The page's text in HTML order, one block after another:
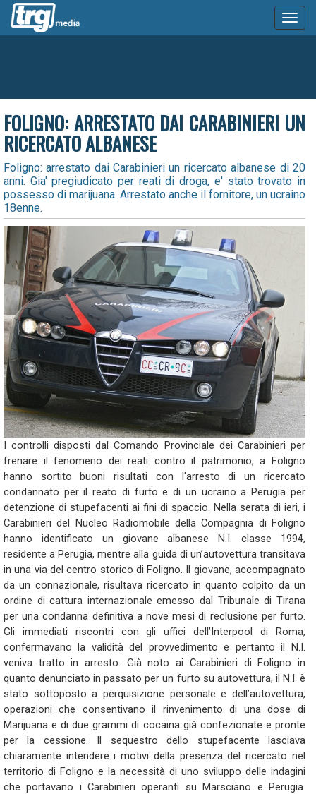
FOLIGNO: ARRESTATO DAI CARABINIERI UN
RICERCATO ALBANESE
Foligno: arrestato dai Carabinieri un ricercato albanese di 20
anni. Gia' pregiudicato per reati di droga, e' stato trovato in
possesso di marijuana. Arrestato anche il fornitore, un ucraino
18enne.
I controlli disposti dal Comando Provinciale dei Carabinieri per
frenare il fenomeno dei reati contro il patrimonio, a Foligno
hanno sortito buoni risultati con l'arresto di un ricercato
condannato per il reato di furto e di un ucraino a Perugia per
detenzione di stupefacenti ai fini di spaccio. Nella serata di ieri, i
Carabinieri del Nucleo Radiomobile della Compagnia di Foligno
hanno identificato un giovane albanese N.I. classe 1994,
residente a Perugia, mentre alla guida di un’autovettura transitava
in una via del centro storico di Foligno. Il giovane, accompagnato
da un connazionale, risultava ricercato in quanto colpito da un
ordine di cattura internazionale emesso dal Tribunale di Tirana
per una condanna definitiva a nove mesi di reclusione per furto.
Gli immediati riscontri con gli uffici dell’Interpool di Roma,
confermavano la validità del provvedimento e pertanto il N.I.
veniva tratto in arresto. Già noto ai Carabinieri di Foligno in
quanto denunciato in passato per un furto su autovettura, il N.I. è
stato sottoposto a perquisizione personale e dell’autovettura,
operazioni che consentivano il rinvenimento di una dose di
Marijuana e di due grammi di cocaina già confezionate e pronte
per la cessione. Il sequestro dello stupefacente lasciava
chiaramente intendere i motivi della presenza del ricercato nel
territorio di Foligno e la necessità di uno sviluppo delle indagini
che portavano i Carabinieri operanti su Marsciano e Perugia.